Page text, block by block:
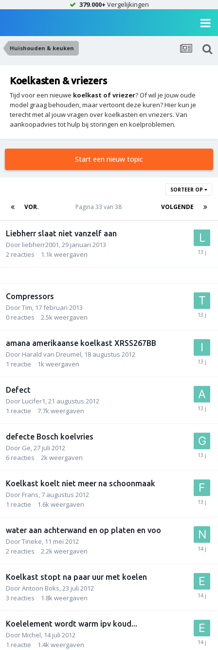
379.000+ Vergelijkingen
Huishouden & keuken
Koelkasten & vriezers
Tijd voor een nieuwe koelkast of vriezer? Of wil je jouw oude
model graag behouden, maar vertoont deze kuren? Hier kun je
terecht met al jouw vragen over koelkasten en vriezers. Van
aankoopadvies tot hulp bij storingen en koelproblemen.
Start een nieuw topic
SORTEER OP
VOR. VOLGENDE
Pagina 33 van 38
Liebherr slaat niet vanzelf aan
Door liebherr2001 29 januari 2013
2 reacties 1.1k weergaven
Compressors
DoorTim 17 februari 2013
0 reacties 2.5k weergaven
amana amerikaanse koelkast XRSS267BB
Door Harald van Dreumel 18 augustus 2012
1 reactie 1k weergaven
Defect
Door Lucifer1 21 augustus 2012
1 reactie 7.7k weergaven
defecte Bosch koelvries
Door Ge 27 juli 2012
6 reacties 2k weergaven
Koelkast koelt niet meer na schoonmaak
Door Frans 7 augustus 2012
1 reactie 1.6k weergaven
water aan achterwand en op platen en voo
DoorTineke 11 mei 2012
2 reacties 2.2k weergaven
Koelkast stopt na paar uur met koelen
DoorAntoon Boks 23 juli 2012
3 reacties 1.8k weergaven
Koelelement wordt warm ipv koud...
Door Michel 14 juli 2012
1 reactie 1.4k weergaven